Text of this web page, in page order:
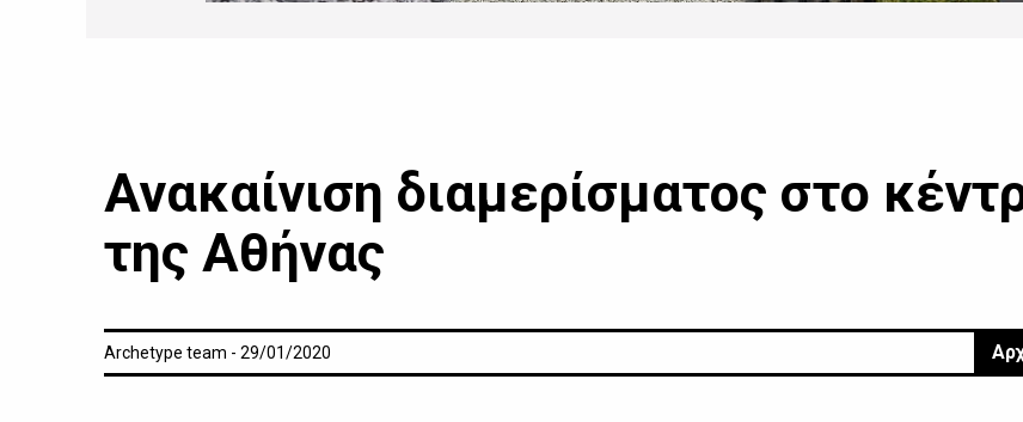
Ανακαίνιση διαμερίσματος στο
της Αθήνας
Archetype team - 29/01/2020